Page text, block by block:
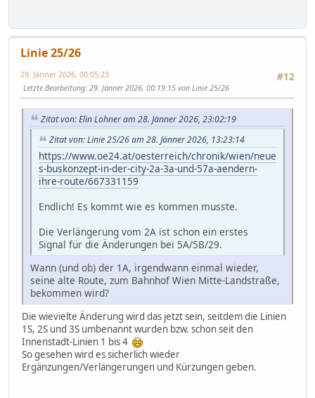
Linie 25/26
#12
29. Jänner 2026, 00:05:23
Letzte Bearbeitung: 29. Jänner 2026, 00:19:15 von Linie 25/26
Zitat von: Elin Lohner am 28. Jänner 2026, 23:02:19
Zitat von: Linie 25/26 am 28. Jänner 2026, 13:23:14
https://www.oe24.at/oesterreich/chronik/wien/neue
s-buskonzept-in-der-city-2a-3a-und-57a-aendern-
ihre-route/667331159
Endlich! Es kommt wie es kommen musste.
Die Verlängerung vom 2A ist schon ein erstes
Signal für die Änderungen bei 5A/5B/29.
Wann (und ob) der 1A, irgendwann einmal wieder,
seine alte Route, zum Bahnhof Wien Mitte-Landstraße,
bekommen wird?
Die wievielte Änderung wird das jetzt sein, seitdem die Linien
1S, 2S und 3S umbenannt wurden bzw. schon seit den
Innenstadt-Linien 1 bis 4
So gesehen wird es sicherlich wieder
Ergänzungen/Verlängerungen und Kürzungen geben.